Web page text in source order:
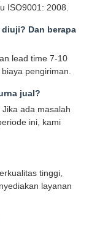
ISO9001: 2008.
Dan berapa
lead time 7-10
pengiriman.
jual?
ada masalah
ini, kami
tinggi,
layanan